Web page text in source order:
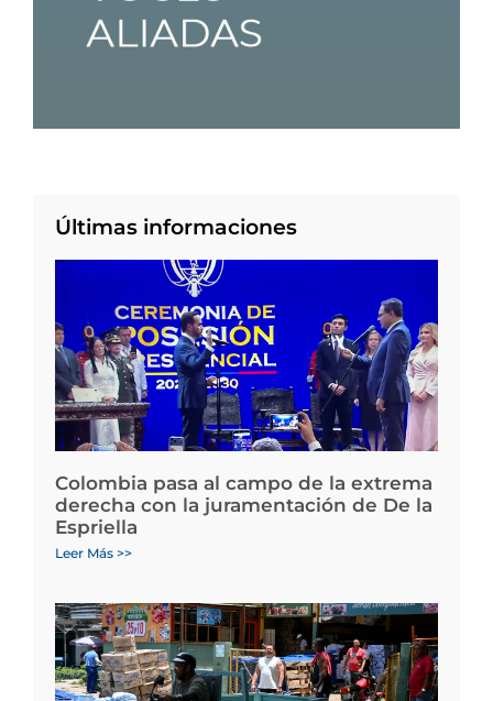
Últimas informaciones
Colombia pasa al campo de la extrema
derecha con la juramentación de De la
Espriella
Leer Más >>